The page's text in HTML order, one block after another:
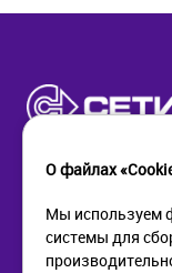
КОМПАНИЯ
О файлах
Мы используем
системы для